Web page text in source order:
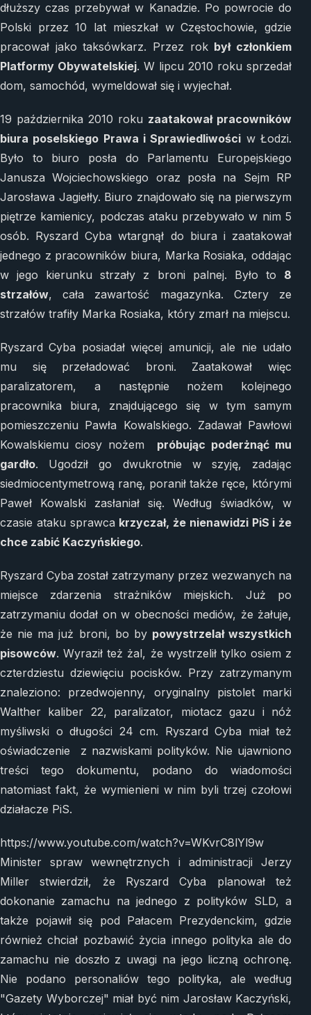
dłuższy czas przebywał w Kanadzie. Po powrocie do
Polski przez 10 lat mieszkał w Częstochowie, gdzie
pracował jako taksówkarz. Przez rok był członkiem
Platformy Obywatelskiej. W lipcu 2010 roku sprzedał
dom, samochód, wymeldował się i wyjechał.
19 października 2010 roku zaatakował pracowników
biura poselskiego Prawa i Sprawiedliwości w Łodzi.
Było to biuro posła do Parlamentu Europejskiego
Janusza Wojciechowskiego oraz posła na Sejm RP
Jarosława Jagiełły. Biuro znajdowało się na pierwszym
piętrze kamienicy, podczas ataku przebywało w nim 5
osób. Ryszard Cyba wtargnął do biura i zaatakował
jednego z pracowników biura, Marka Rosiaka, oddając
w jego kierunku strzały z broni palnej. Było to 8
strzałów, cała zawartość magazynka. Cztery ze
strzałów trafiły Marka Rosiaka, który zmarł na miejscu.
Ryszard Cyba posiadał więcej amunicji, ale nie udało
mu się przeładować broni. Zaatakował więc
paralizatorem, a następnie nożem kolejnego
pracownika biura, znajdującego się w tym samym
pomieszczeniu Pawła Kowalskiego. Zadawał Pawłowi
Kowalskiemu ciosy nożem próbując poderżnąć mu
gardło. Ugodził go dwukrotnie w szyję, zadając
siedmiocentymetrową ranę, poranił także ręce, którymi
Paweł Kowalski zasłaniał się. Według świadków, w
czasie ataku sprawca krzyczał, że nienawidzi PiS i że
chce zabić Kaczyńskiego.
Ryszard Cyba został zatrzymany przez wezwanych na
miejsce zdarzenia strażników miejskich. Już po
zatrzymaniu dodał on w obecności mediów, że żałuje,
że nie ma już broni, bo by powystrzelał wszystkich
pisowców. Wyraził też żal, że wystrzelił tylko osiem z
czterdziestu dziewięciu pocisków. Przy zatrzymanym
znaleziono: przedwojenny, oryginalny pistolet marki
Walther kaliber 22, paralizator, miotacz gazu i nóż
myśliwski o długości 24 cm. Ryszard Cyba miał też
oświadczenie z nazwiskami polityków. Nie ujawniono
treści tego dokumentu, podano do wiadomości
natomiast fakt, że wymienieni w nim byli trzej czołowi
działacze PiS.
https://www.youtube.com/watch?v=WKvrC8lYl9w
Minister spraw wewnętrznych i administracji Jerzy
Miller stwierdził, że Ryszard Cyba planował też
dokonanie zamachu na jednego z polityków SLD, a
także pojawił się pod Pałacem Prezydenckim, gdzie
również chciał pozbawić życia innego polityka ale do
zamachu nie doszło z uwagi na jego liczną ochronę.
Nie podano personaliów tego polityka, ale według
"Gazety Wyborczej" miał być nim Jarosław Kaczyński,